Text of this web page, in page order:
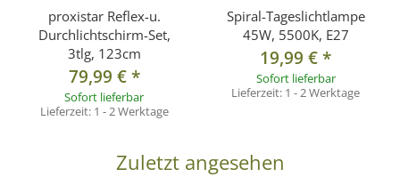
proxistar Reflex-u.
Durchlichtschirm-Set,
3tlg, 123cm
79,99 €*
Sofort lieferbar
Lieferzeit: 1 - 2 Werktage
Spiral-Tageslichtlampe
45W, 5500K, E27
19,99 €*
Sofort lieferbar
Lieferzeit: 1 - 2 Werktage
Zuletzt angesehen